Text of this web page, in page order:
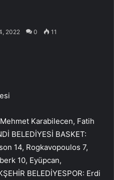
2022 0 11
Karabilecen, Fatih
BELEDİYESİ BASKET:
14, Rogkavopoulos 7,
10, Eyüpcan,
BELEDİYESPOR: Erdi